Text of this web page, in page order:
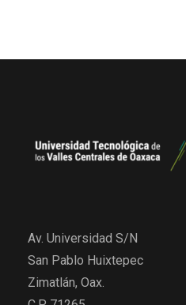
Av. Universidad S/N
San Pablo Huixtepec
Zimatlán, Oax.